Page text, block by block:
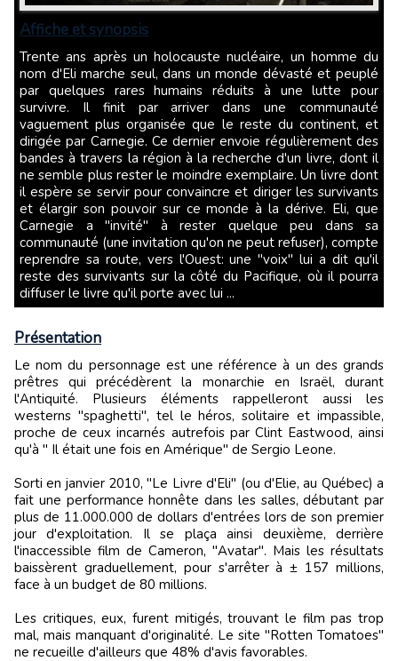
Affiche et synopsis
Trente ans après un holocauste nucléaire, un homme du
nom d'Eli marche seul, dans un monde dévasté et peuplé
par quelques rares humains réduits à une lutte pour
survivre. Il finit par arriver dans une communauté
vaguement plus organisée que le reste du continent, et
dirigée par Carnegie. Ce dernier envoie régulièrement des
bandes à travers la région à la recherche d'un livre, dont il
ne semble plus rester le moindre exemplaire. Un livre dont
il espère se servir pour convaincre et diriger les survivants
et élargir son pouvoir sur ce monde à la dérive. Eli, que
Carnegie a "invité" à rester quelque peu dans sa
communauté (une invitation qu'on ne peut refuser), compte
reprendre sa route, vers l'Ouest: une "voix" lui a dit qu'il
reste des survivants sur la côté du Pacifique, où il pourra
diffuser le livre qu'il porte avec lui ...
Présentation
Le nom du personnage est une référence à un des grands
prêtres qui précédèrent la monarchie en Israël, durant
l'Antiquité. Plusieurs éléments rappelleront aussi les
westerns "spaghetti", tel le héros, solitaire et impassible,
proche de ceux incarnés autrefois par Clint Eastwood, ainsi
qu'à " Il était une fois en Amérique" de Sergio Leone.
Sorti en janvier 2010, "Le Livre d'Eli" (ou d'Elie, au Québec) a
fait une performance honnête dans les salles, débutant par
plus de 11.000.000 de dollars d'entrées lors de son premier
jour d'exploitation. Il se plaça ainsi deuxième, derrière
l'inaccessible film de Cameron, "Avatar". Mais les résultats
baissèrent graduellement, pour s'arrêter à ± 157 millions,
face à un budget de 80 millions.
Les critiques, eux, furent mitigés, trouvant le film pas trop
mal, mais manquant d'originalité. Le site "Rotten Tomatoes"
ne recueille d'ailleurs que 48% d'avis favorables.